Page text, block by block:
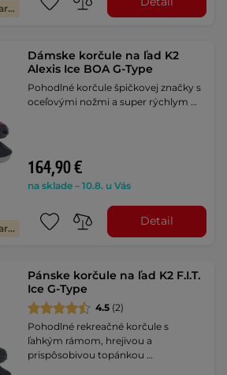
Výmena veľkosti zadarmo
Výmena veľkosti zadarmo
Dámske korčule na ľad K2
Alexis Ice BOA G-Type
Pohodlné korčule špičkovej značky s
oceľovými nožmi a super rýchlym …
164,90 €
na sklade – 10.8. u Vás
Detail
Pánske korčule na ľad K2 F.I.T.
Ice G-Type
4.5 (2)
Pohodlné rekreačné korčule s
ľahkým rámom, hrejivou a
prispôsobivou topánkou …